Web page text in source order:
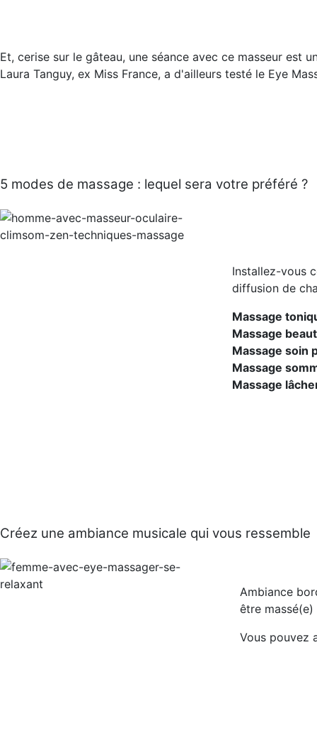
Et, cerise sur le gâteau, une séance avec ce masseur est
Laura Tanguy, ex Miss France, a d'ailleurs testé le Eye
5 modes de massage : lequel sera votre préféré ?
Installez-vous
diffusion de
Massage
Massage
Massage soin
Massage
Massage
Créez une ambiance musicale qui vous ressemble
Ambiance
être
Vous pouvez